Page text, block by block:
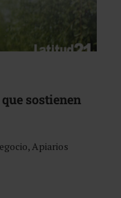
sostienen
Apiarios